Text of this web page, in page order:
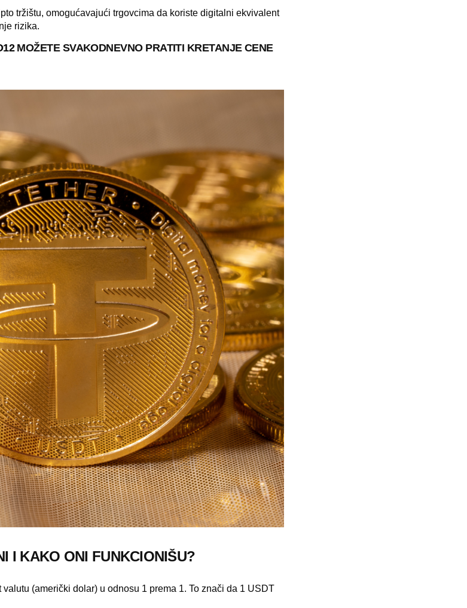
tržištu, omogućavajući trgovcima da koriste digitalni ekvivalent
rizika.
MOŽETE SVAKODNEVNO PRATITI KRETANJE CENE
I KAKO ONI FUNKCIONIŠU?
(američki dolar) u odnosu 1 prema 1. To znači da 1 USDT